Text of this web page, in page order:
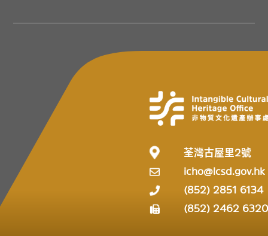
荃灣古屋里2號
icho@lcsd.gov.hk
(852) 2851 6134
(852) 2462